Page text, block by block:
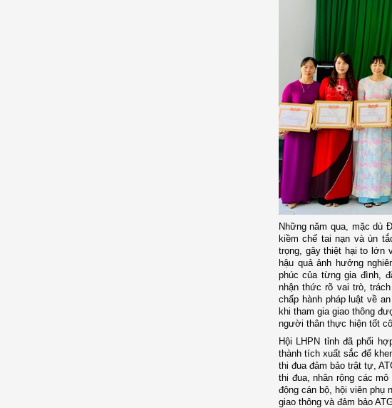
Những năm qua, mặc dù
kiềm chế tai nạn và ùn
trọng, gây thiệt hại to lớn
hậu quả ảnh hưởng
phúc của từng gia đình,
nhận thức rõ vai trò,
chấp hành pháp luật về
khi tham gia giao thông
người thân thực hiện tốt
Hội LHPN tỉnh đã phối
thành tích xuất sắc để
thi đua đảm bảo trật tự,
thi đua, nhân rộng các
động cán bộ, hội viên phụ
giao thông và đảm bảo